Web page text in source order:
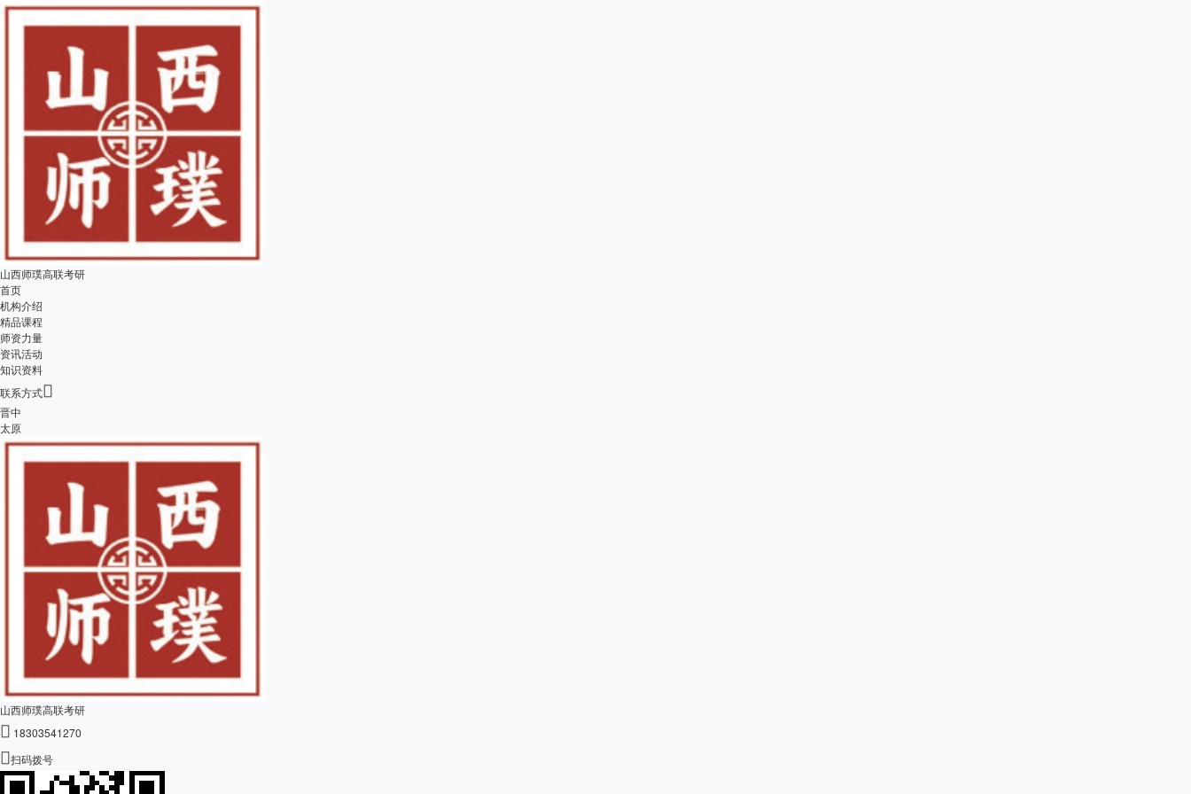
山西师璞高联考研
首页
机构介绍
精品课程
师资力量
资讯活动
知识资料
联系方式
晋中
太原
山西师璞高联考研
 18303541270
扫码拨号